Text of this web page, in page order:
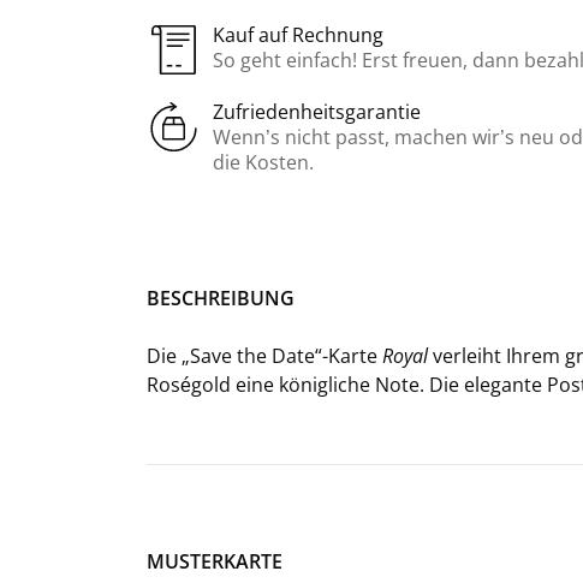
Kauf auf Rechnung
So geht einfach! Erst freuen, dann
Zufriedenheitsgarantie
Wenn’s nicht passt, machen wir’s neu
die Kosten.
BE­SCHREI­BUNG
Die „Save the Date“-​KarteRoyalver­leiht Ihrem
Roségold eine kö­nig­li­che Note. Die ele­gan­te
MUSTERKARTE